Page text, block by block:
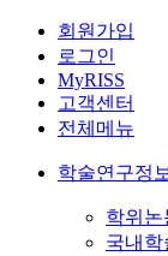
회원가입
로그인
MyRISS
고객센터
전체메뉴
학술연구정
학위논
국내학